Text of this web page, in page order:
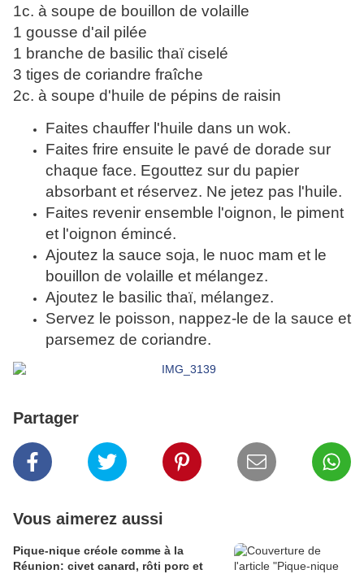
1c. à soupe de bouillon de volaille
1 gousse d'ail pilée
1 branche de basilic thaï ciselé
3 tiges de coriandre fraîche
2c. à soupe d'huile de pépins de raisin
Faites chauffer l'huile dans un wok.
Faites frire ensuite le pavé de dorade sur
chaque face. Egouttez sur du papier
absorbant et réservez. Ne jetez pas l'huile.
Faites revenir ensemble l'oignon, le piment
et l'oignon émincé.
Ajoutez la sauce soja, le nuoc mam et le
bouillon de volaille et mélangez.
Ajoutez le basilic thaï, mélangez.
Servez le poisson, nappez-le de la sauce et
parsemez de coriandre.
Partager
Vous aimerez aussi
Pique-nique créole comme à la
Réunion: civet canard, rôti porc et